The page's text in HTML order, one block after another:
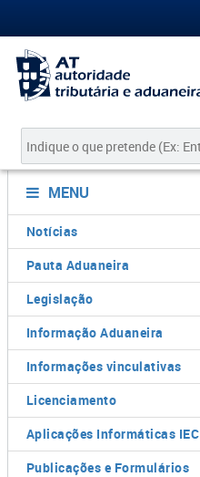
MENU
Notícias
Pauta Aduaneira
Legislação
Informação Aduaneira
Informações vinculativas
Licenciamento
Aplicações Informáticas IEC
Publicações e Formulários